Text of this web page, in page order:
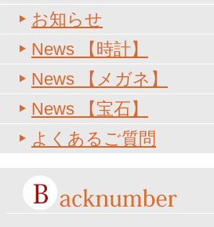
お知らせ
News 【時計】
News 【メガネ】
News 【宝石】
よくあるご質問